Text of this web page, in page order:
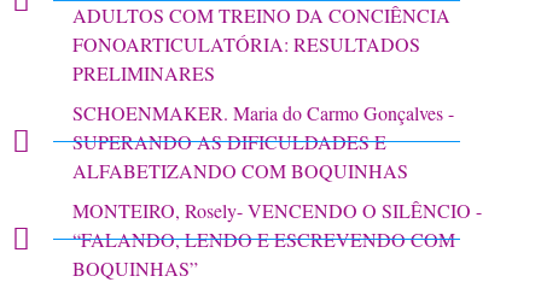
ADULTOS COM TREINO DA CONCIÊNCIA
FONOARTICULATÓRIA: RESULTADOS
PRELIMINARES
SCHOENMAKER. Maria do Carmo Gonçalves -
SUPERANDO AS DIFICULDADES E
ALFABETIZANDO COM BOQUINHAS
MONTEIRO, Rosely- VENCENDO O SILÊNCIO -
“FALANDO, LENDO E ESCREVENDO COM
BOQUINHAS”